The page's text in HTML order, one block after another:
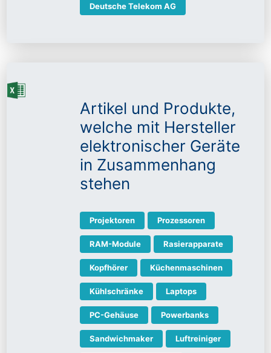
Deutsche Telekom AG
Artikel und Produkte,
welche mit Hersteller
elektronischer Geräte
in Zusammenhang
stehen
Projektoren Prozessoren
RAM-Module Rasierapparate
Kopfhörer Küchenmaschinen
Kühlschränke Laptops
PC-Gehäuse Powerbanks
Sandwichmaker Luftreiniger